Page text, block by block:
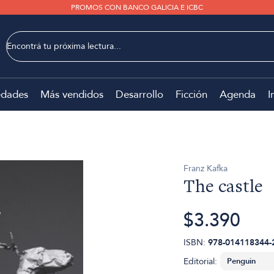
PROMOS CON BANCO GALICIA E ICBC
Más vendidos Desarrollo Ficción Agenda
Franz Kafka
The castle
$3.390
ISBN: 978-014118344-
Editorial: